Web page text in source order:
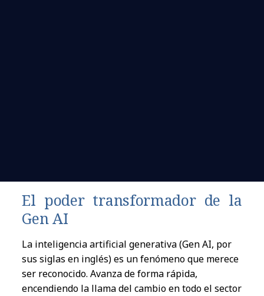
El poder transformador de la
Gen AI
La inteligencia artificial generativa (Gen AI, por
sus siglas en inglés)es unfenómeno que merece
ser reconocido. Avanzade forma rápida,
encendiendo la llama del cambioentodoel sector